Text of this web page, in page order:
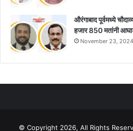
औरंगाबाद पूर्वमध्ये
हजार 850 मतांनी
November 23, 2024
© Copyright 2026, All Rights